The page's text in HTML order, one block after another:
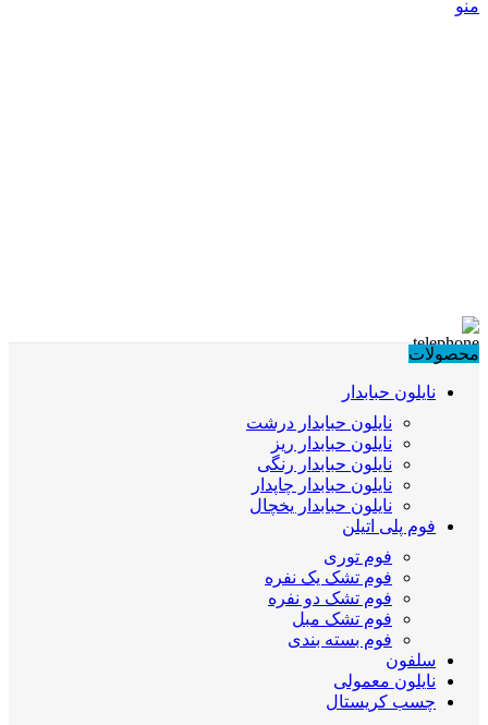
منو
محصولات
نایلون حبابدار
نایلون حبابدار درشت
نایلون حبابدار ریز
نایلون حبابدار رنگی
نایلون حبابدار چاپدار
نایلون حبابدار یخچال
فوم پلی اتیلن
فوم توری
فوم تشک یک نفره
فوم تشک دو نفره
فوم تشک مبل
فوم بسته بندی
سلفون
نایلون معمولی
چسب کریستال